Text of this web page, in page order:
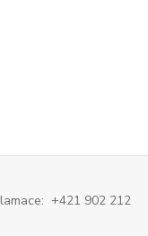
+421 902 212